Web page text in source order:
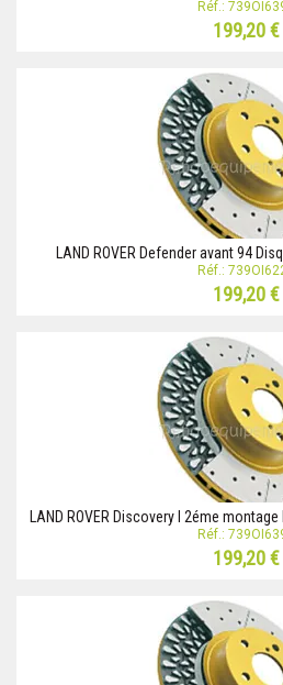
Réf.:
199,20 €
LAND ROVER Defender avant 94
Réf.:
199,20 €
LAND ROVER Discovery I 2éme
Réf.:
199,20 €